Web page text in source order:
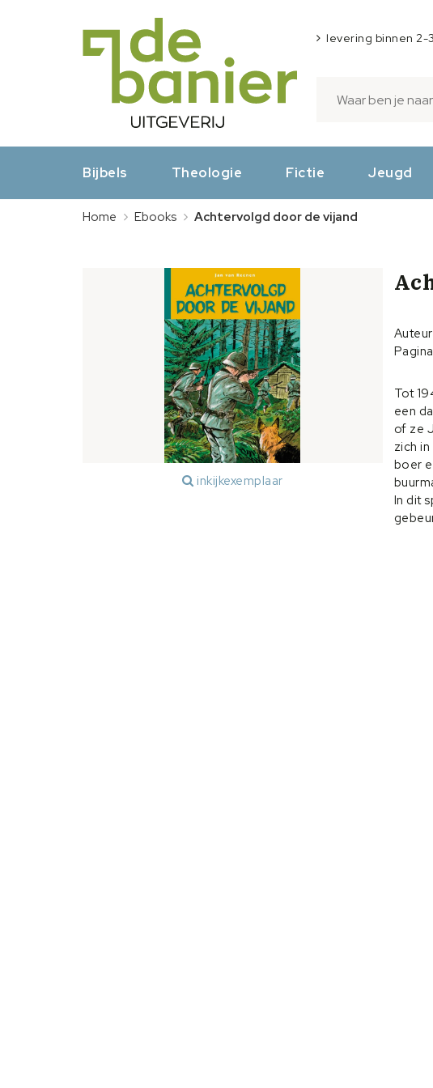
levering binnen 2-
Bijbels Theologie Fictie Jeugd
Home Ebooks Achtervolgd door de vijand
inkijkexemplaar
Tot
een
of ze
zich
boer
In dit